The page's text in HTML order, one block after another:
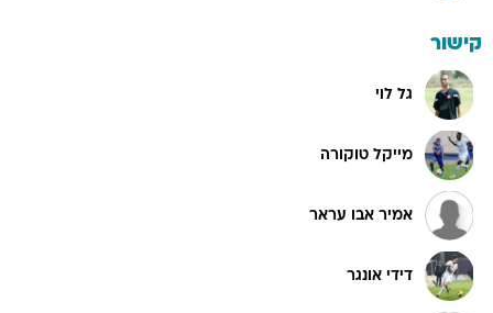
קישור
גל לוי
מייקל טוקורה
אמיר אבו עראר
דידי אונגר